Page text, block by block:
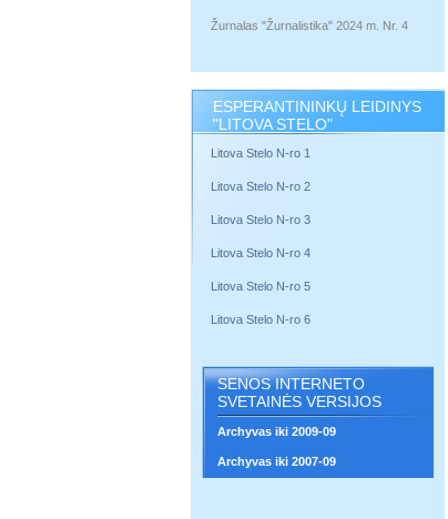
Žurnalas "Žurnalistika" 2024 m. Nr. 4
ESPERANTININKŲ LEIDINYS
"LITOVA STELO"
Litova Stelo N-ro 1
Litova Stelo N-ro 2
Litova Stelo N-ro 3
Litova Stelo N-ro 4
Litova Stelo N-ro 5
Litova Stelo N-ro 6
SENOS INTERNETO
SVETAINĖS VERSIJOS
Archyvas iki 2009-09
Archyvas iki 2007-09